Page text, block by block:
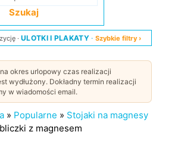
Szukaj
ULOTKI I PLAKATY Szybkie filtry ›
okres urlopowy czas realizacji
wydłużony. Dokładny termin realizacji
w wiadomości email.
» Popularne » Stojaki na magnesy
z magnesem